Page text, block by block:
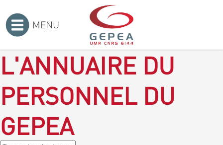
MENU
L'ANNUAIRE DU
PERSONNEL DU
GEPEA